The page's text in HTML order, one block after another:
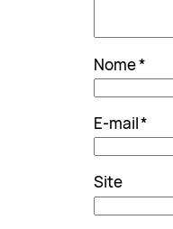
Nome*
E-mail*
Site